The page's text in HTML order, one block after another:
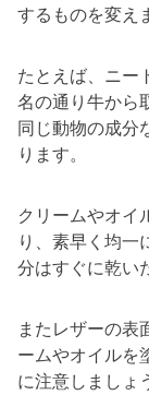
するものを変え
たとえば、ニー
名の通り牛から
同じ動物の成分
ります。
クリームやオイ
り、素早く均一
分はすぐに乾い
またレザーの表
ームやオイルを
に注意しましょ